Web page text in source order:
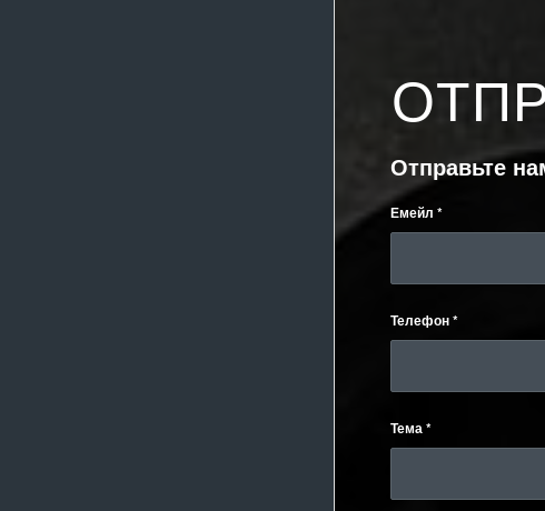
Отправьте
Емейл *
Телефон*
Тема*